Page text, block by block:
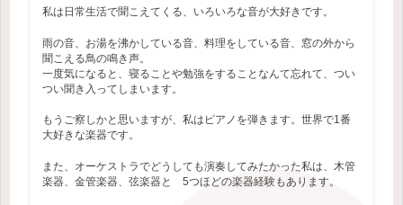
私は日常生活で聞こえてくる、いろいろな音が大好きです。
雨の音、お湯を沸かしている音、料理をしている音、窓の外から
聞こえる鳥の鳴き声。
一度気になると、寝ることや勉強をすることなんて忘れて、つい
つい聞き入ってしまいます。
もうご察しかと思いますが、私はピアノを弾きます。世界で1番
大好きな楽器です。
また、オーケストラでどうしても演奏してみたかった私は、木管
楽器、金管楽器、弦楽器と 5つほどの楽器経験もあります。